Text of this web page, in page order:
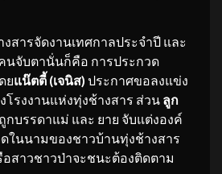
สารจัดงานเทศกาลประจำปี และ
จับตานั่นก็คือ การประกวด
ยแน๊ตตี้ (เจนิส) ประกาศขอลงแข่ง
โรงงานแห่งทุ่งช้างสาร ส่วน ลูก
กบรรดาแม่ และ ยาย จับแต่งองค์
ดในนามของชาวบ้านทุ่งช้างสาร
สาวชาวป่าจะชนะต้องติดตาม